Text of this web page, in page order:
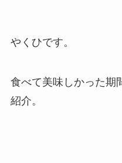
やくひです。
食べて美味しかった期
紹介。